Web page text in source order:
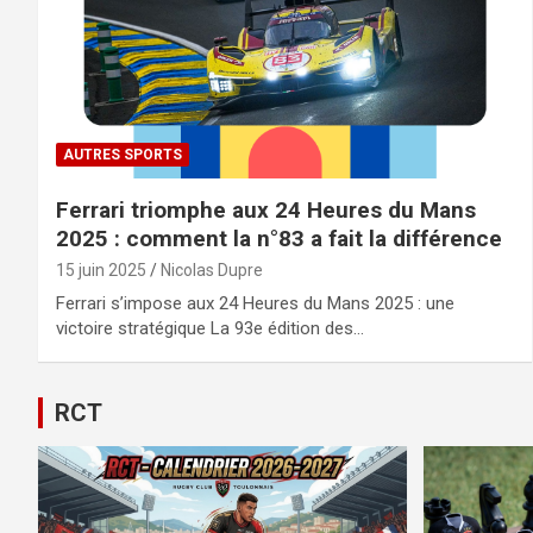
AUTRES SPORTS
Ferrari triomphe aux 24 Heures du Mans
2025 : comment la n°83 a fait la différence
15 juin 2025 Nicolas Dupre
Ferrari s’impose aux 24 Heures du Mans 2025 : une
victoire stratégique La 93e édition des…
RCT